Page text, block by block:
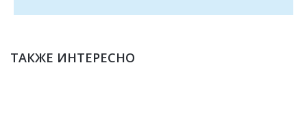
ТАКЖЕ ИНТЕРЕСНО